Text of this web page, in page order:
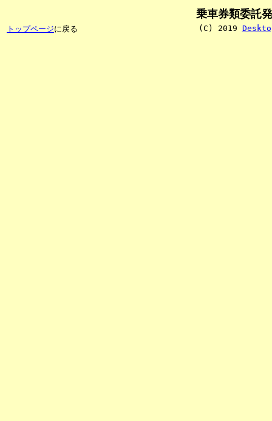
乗車券類委託
トップページに戻る (C) 2019